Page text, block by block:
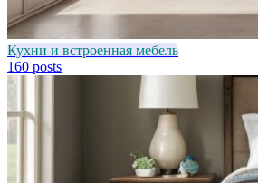
Кухни и встроенная мебель
160 posts